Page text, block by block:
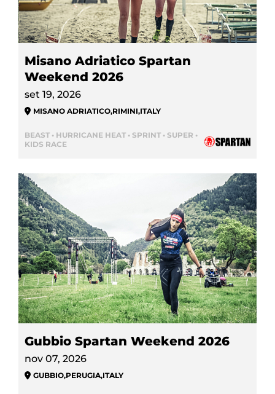
Misano Adriatico Spartan
Weekend 2026
set 19, 2026
MISANO ADRIATICO,RIMINI,ITALY
BEAST • HURRICANE HEAT • SPRINT • SUPER •
KIDS RACE
Gubbio Spartan Weekend 2026
nov 07, 2026
GUBBIO,PERUGIA,ITALY